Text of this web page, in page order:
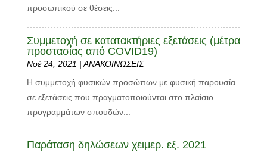
προσωπικού σε θέσεις...
Συμμετοχή σε κατατακτήριες εξετάσεις (μέτρα
προστασίας από COVID19)
Νοέ 24, 2021 | ΑΝΑΚΟΙΝΩΣΕΙΣ
Η συμμετοχή φυσικών προσώπων με φυσική παρουσία
σε εξετάσεις που πραγματοποιούνται στο πλαίσιο
προγραμμάτων σπουδών...
Παράταση δηλώσεων χειμερ. εξ. 2021